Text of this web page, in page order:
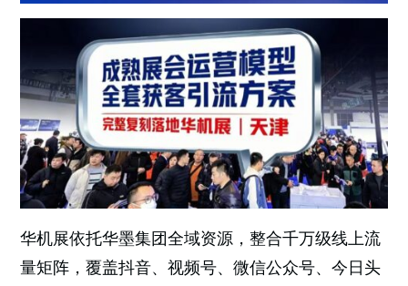
华机展依托华墨集团全域资源，整合千万级线上流
量矩阵，覆盖抖音、视频号、微信公众号、今日头